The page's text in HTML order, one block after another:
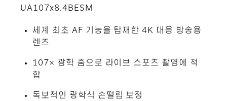
UA107x8.4BESM
세계 최초 AF 기능을 탑재한 4K 대응 방송용
렌즈
107× 광학 줌으로 라이브 스포츠 촬영에 적
합
독보적인 광학식 손떨림 보정